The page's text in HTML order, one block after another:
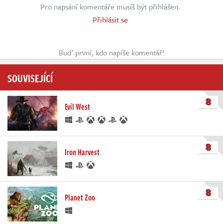
Pro napsání komentáře musíš být přihlášen.
Přihlásit se
Buď první, kdo napíše komentář!
SOUVISEJÍCÍ
Evil West 8
Iron Harvest 8
Planet Zoo 8